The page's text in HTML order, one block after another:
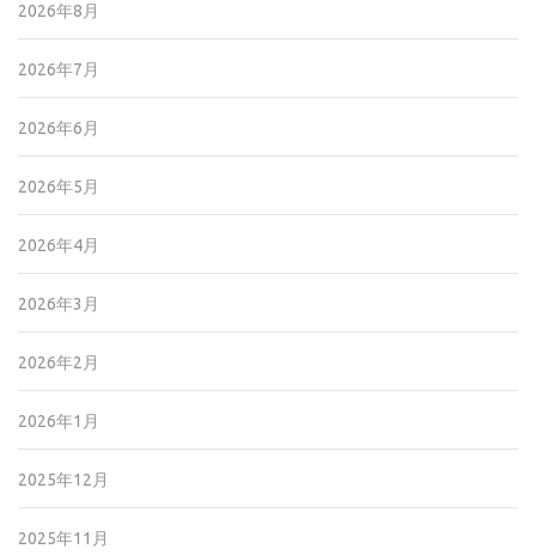
2026年8月
2026年7月
2026年6月
2026年5月
2026年4月
2026年3月
2026年2月
2026年1月
2025年12月
2025年11月